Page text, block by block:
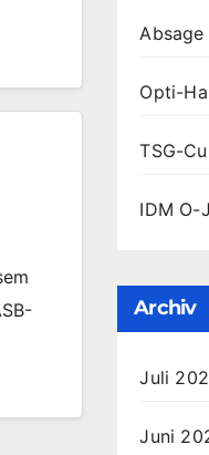
Opti-
TSG-
IDM O-
Archiv
Juli
Juni